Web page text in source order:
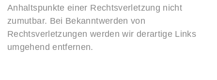
Anhaltspunkte einer Rechtsverletzung nicht
zumutbar. Bei Bekanntwerden von
Rechtsverletzungen werden wir derartige Links
umgehend entfernen.